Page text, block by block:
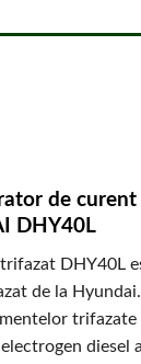
de
DHY40L
DHY40L
de la
trifazate
diesel